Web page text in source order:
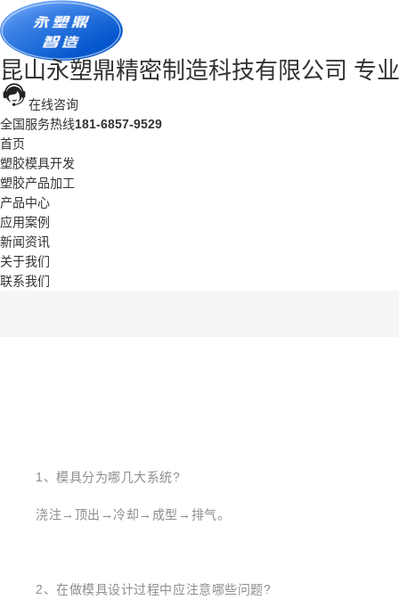
昆山永塑鼎精密制造科技有限公司 专
在线咨询
全国服务热线181-6857-9529
首页
塑胶模具开发
塑胶产品加工
产品中心
应用案例
新闻资讯
关于我们
联系我们
1、模具分为哪几大系统?
浇注→顶出→冷却→成型→排气。
2、在做模具设计过程中应注意哪些问题?